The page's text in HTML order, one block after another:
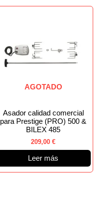
AGOTADO
Asador calidad comercial
para Prestige (PRO) 500 &
BILEX 485
209,00 €
Leer más